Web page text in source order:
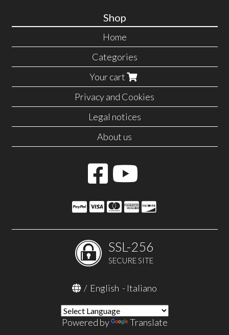
Shop
Home
Categories
Your cart
Privacy and Cookies
Legal notices
About us
SSL-256
SECURE SITE
/ English - Italiano
Powered by Translate